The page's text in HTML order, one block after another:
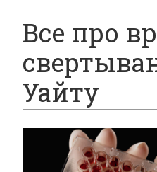
Все про
Уайту